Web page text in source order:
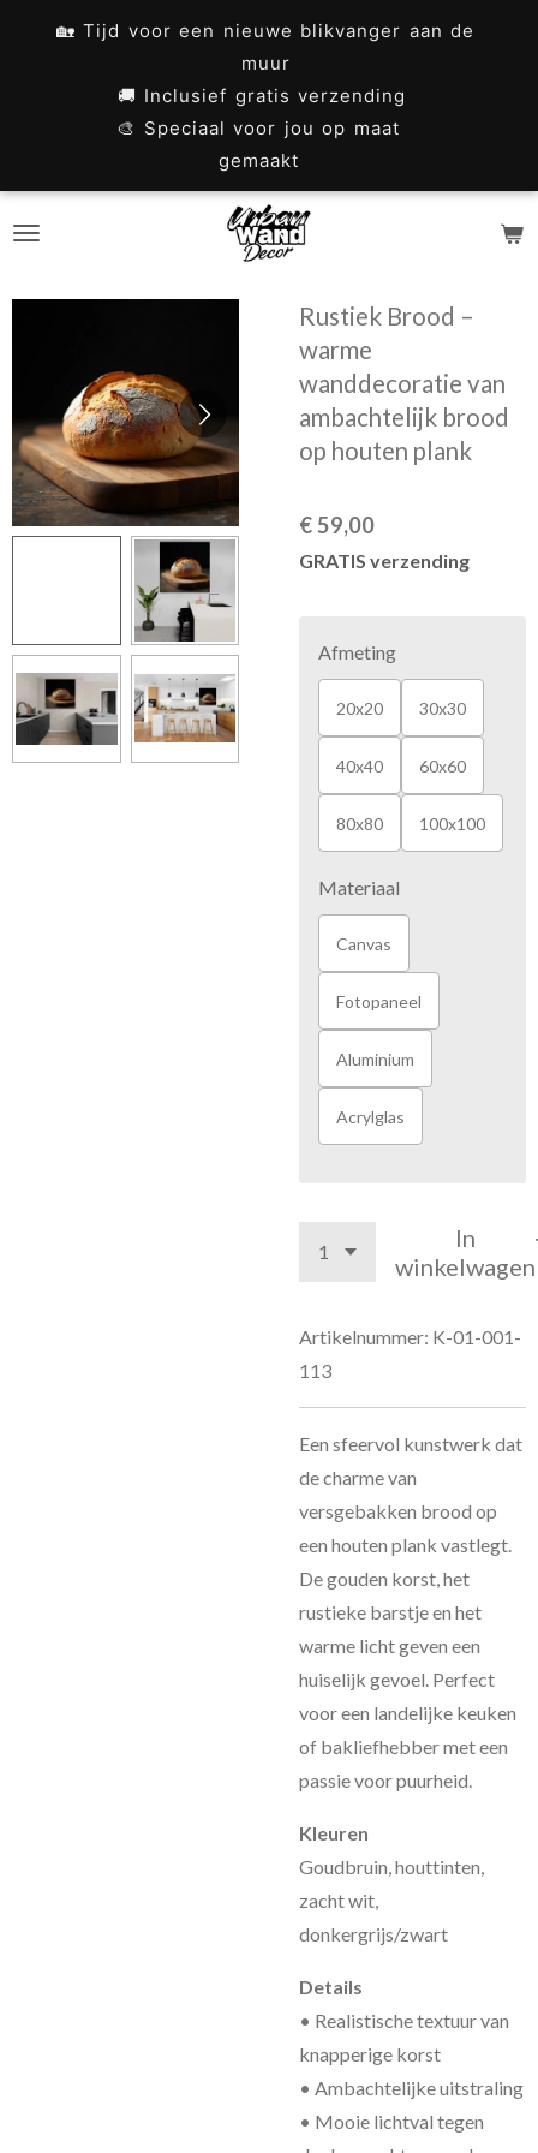
🏡 Tijd voor een nieuwe blikvanger aan de
muur
🚚 Inclusief gratis verzending
🎨 Speciaal voor jou op maat
gemaakt
Rustiek Brood –
warme
wanddecoratie van
ambachtelijk brood
op houten plank
€ 59,00
GRATIS verzending
Afmeting
20x20 30x30
40x40 60x60
80x80 100x100
Materiaal
Canvas
Fotopaneel
Aluminium
Acrylglas
In
winkelwagen
Artikelnummer: K-01-001-
113
Een sfeervol kunstwerk dat
de charme van
versgebakken brood op
een houten plank vastlegt.
De gouden korst, het
rustieke barstje en het
warme licht geven een
huiselijk gevoel. Perfect
voor een landelijke keuken
of bakliefhebber met een
passie voor puurheid.
Kleuren
Goudbruin, houttinten,
zacht wit,
donkergrijs/zwart
Details
• Realistische textuur van
knapperige korst
• Ambachtelijke uitstraling
• Mooie lichtval tegen